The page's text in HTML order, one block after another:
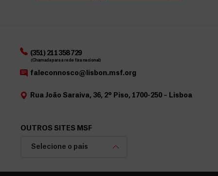
(351) 211 358 729
(Chamada para a rede fixa nacional)
faleconnosco@lisbon.msf.org
Rua João Saraiva, 36, 2º Piso, 1700-250 – Lisboa
OUTROS SITES MSF
Selecione o país